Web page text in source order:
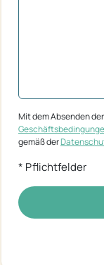
Mit dem Absenden
gemäß der
* Pflichtfelder